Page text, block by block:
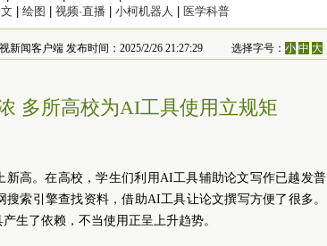
绘图 视频·直播 小柯机器人 医学科普
闻客户端 发布时间：2025/2/26 21:27:29 选择字号：小 中 大
多所高校为AI工具使用立规矩
新高。在高校，学生们利用AI工具辅助论文写作已越发普
索引擎查找资料，借助AI工具让论文撰写方便了很多。
生了依赖，不当使用正呈上升趋势。